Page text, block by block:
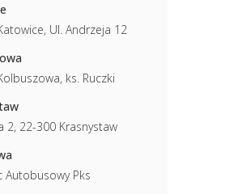
Ul. Andrzeja 12
ks. Ruczki
2, 22-300 Krasnystaw
Autobusowy Pks